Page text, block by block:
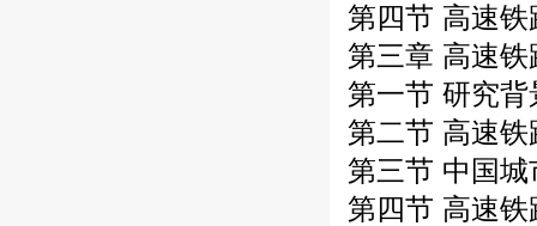
第四节 高速
第三章 高速
第一节 研究
第二节 高速
第三节 中国
第四节 高速